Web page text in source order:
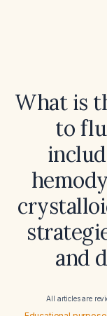
What is
to
and
All articles are